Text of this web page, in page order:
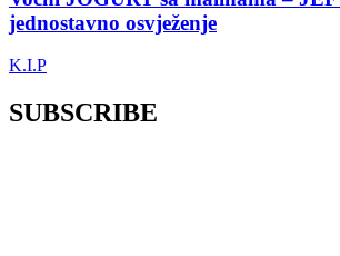
jednostavno osvježenje
K.I.P
SUBSCRIBE